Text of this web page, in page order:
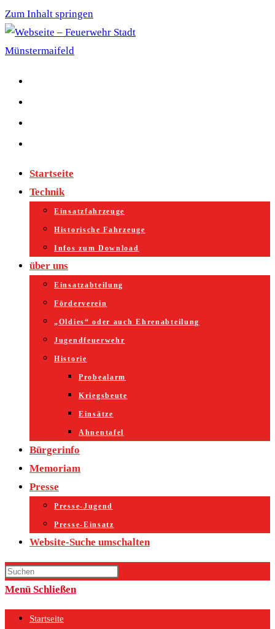
Zum Inhalt springen
Startseite
Technik
Einsatzfahrzeuge
Historische Fahrzeuge
Infos zum Download
über uns
Einsatzabteilung
Förderverein
„Oldies“ oder auch Ehrenabteilung
Jugendfeuerwehr
Historie
Probealarm
Kriegsbeute
Einsätze
Ahnentafel
Bürgerinfo
Memoriam
Presse
Presse-Jugend
Presse-Einsatz
Website-Suche umschalten
Menü Schließen
Startseite